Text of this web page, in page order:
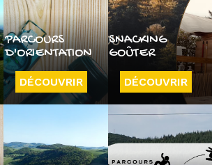
PARCOURS
D'ORIENTATION
DÉCOUVRIR
SNACKING
GOÛTER
DÉCOUVRIR